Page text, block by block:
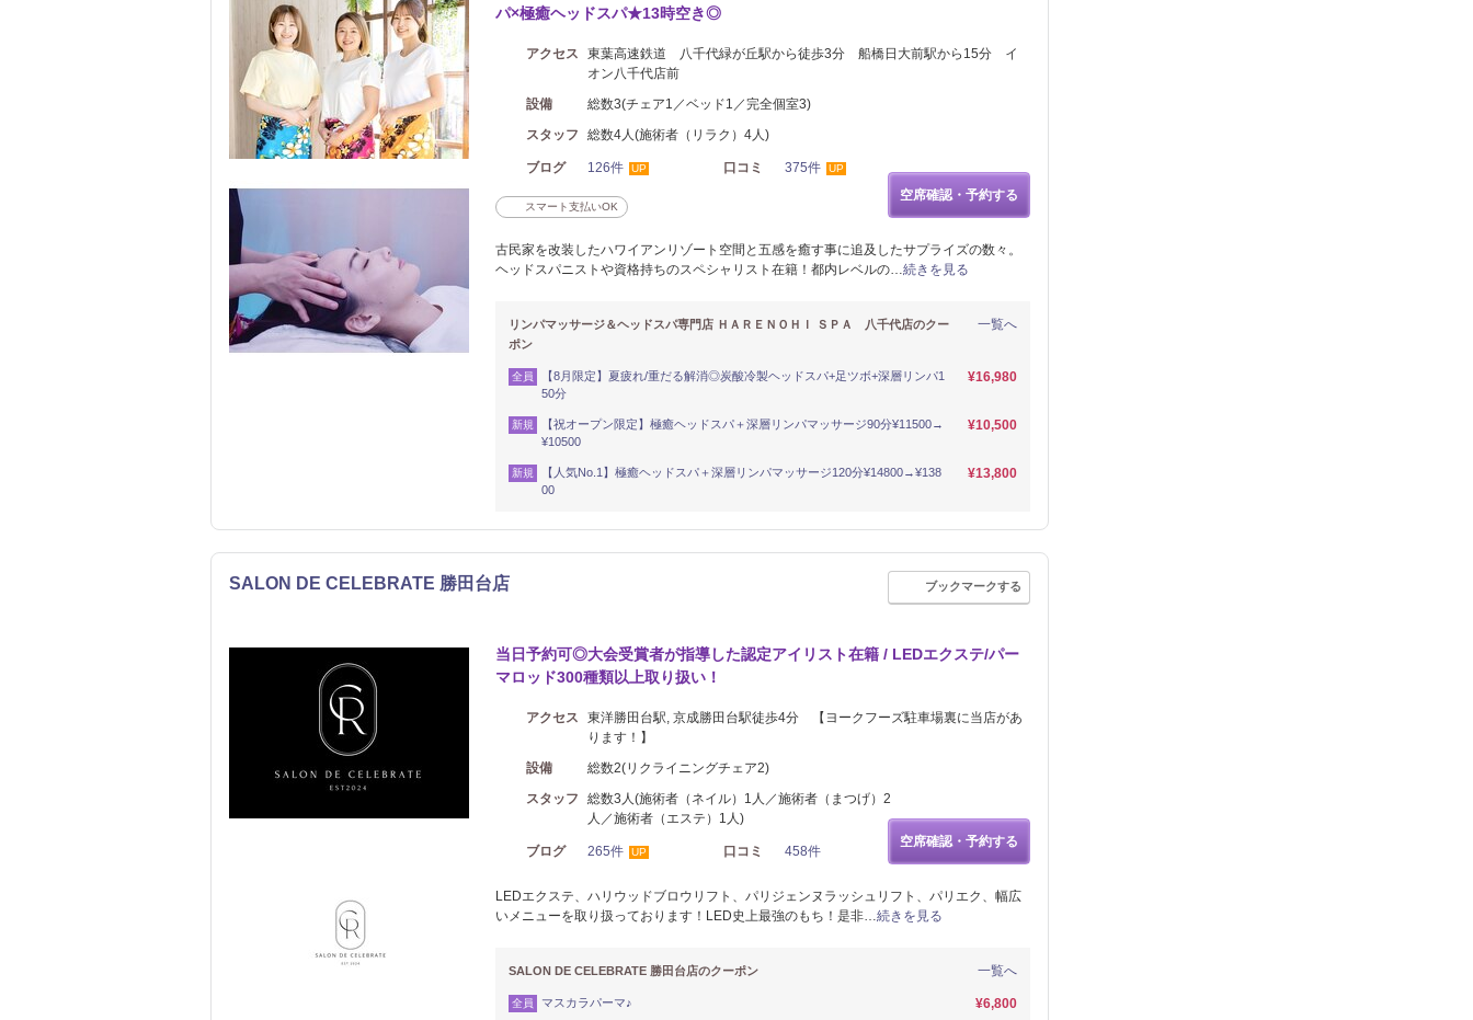
パ×極癒ヘッドスパ★13時空き◎
アクセス
東葉高速鉄道 八千代緑が丘駅から徒歩3分 船橋日大前駅から15分 イ
オン八千代店前
設備
総数3(チェア1／ベッド1／完全個室3)
スタッフ
総数4人(施術者（リラク）4人)
ブログ 126件 UP 口コミ 375件 UP
スマート支払いOK
空席確認・予約する
古民家を改装したハワイアンリゾート空間と五感を癒す事に追及したサプライズの数々。
ヘッドスパニストや資格持ちのスペシャリスト在籍！都内レベルの…続きを見る
一覧へ
リンパマッサージ＆ヘッドスパ専門店 ＨＡＲＥＮＯＨＩ ＳＰＡ 八千代店のクー
ポン
全員
【8月限定】夏疲れ/重だる解消◎炭酸冷製ヘッドスパ+足ツボ+深層リンパ1
50分
¥16,980
新規
【祝オープン限定】極癒ヘッドスパ＋深層リンパマッサージ90分¥11500→
¥10500
¥10,500
新規
【人気No.1】極癒ヘッドスパ＋深層リンパマッサージ120分¥14800→¥138
00
¥13,800
SALON DE CELEBRATE 勝田台店 ブックマークする
当日予約可◎大会受賞者が指導した認定アイリスト在籍 / LEDエクステ/パー
マロッド300種類以上取り扱い！
アクセス
東洋勝田台駅, 京成勝田台駅徒歩4分 【ヨークフーズ駐車場裏に当店があ
ります！】
設備
総数2(リクライニングチェア2)
スタッフ
総数3人(施術者（ネイル）1人／施術者（まつげ）2
人／施術者（エステ）1人)
ブログ 265件 UP 口コミ 458件
空席確認・予約する
LEDエクステ、ハリウッドブロウリフト、パリジェンヌラッシュリフト、パリエク、幅広
いメニューを取り扱っております！LED史上最強のもち！是非…続きを見る
一覧へ
SALON DE CELEBRATE 勝田台店のクーポン
全員 マスカラパーマ♪ ¥6,800